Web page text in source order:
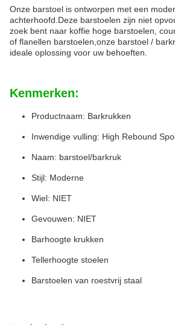
Onze barstoel is ontworpen met een
achterhoofd.Deze barstoelen zijn niet
zoek bent naar koffie hoge barstoelen,
of flanellen barstoelen,onze barstoel /
ideale oplossing voor uw behoeften.
Kenmerken:
Productnaam: Barkrukken
Inwendige vulling: High Rebound
Naam: barstoel/barkruk
Stijl: Moderne
Wiel: NIET
Gevouwen: NIET
Barhoogte krukken
Tellerhoogte stoelen
Barstoelen van roestvrij staal